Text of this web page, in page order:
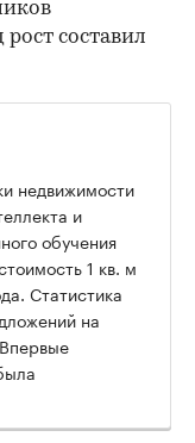
составил
недвижимости
и
обучения
1 кв. м
Статистика
на